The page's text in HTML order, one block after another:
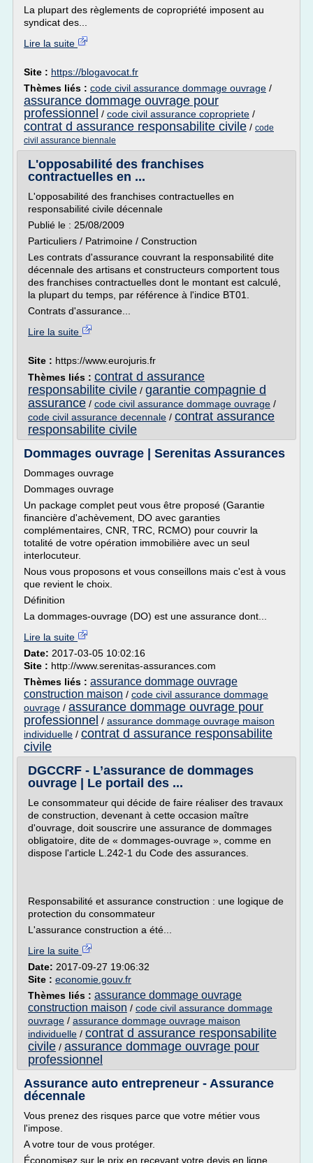
La plupart des règlements de copropriété imposent au
syndicat des...
Lire la suite
Site : https://blogavocat.fr
Thèmes liés : code civil assurance dommage ouvrage /
assurance dommage ouvrage pour
professionnel / code civil assurance copropriete /
contrat d assurance responsabilite civile / code
civil assurance biennale
L'opposabilité des franchises
contractuelles en ...
L'opposabilité des franchises contractuelles en
responsabilité civile décennale
Publié le : 25/08/2009
Particuliers / Patrimoine / Construction
Les contrats d'assurance couvrant la responsabilité dite
décennale des artisans et constructeurs comportent tous
des franchises contractuelles dont le montant est calculé,
la plupart du temps, par référence à l'indice BT01.
Contrats d'assurance...
Lire la suite
Site : https://www.eurojuris.fr
Thèmes liés : contrat d assurance
responsabilite civile / garantie compagnie d
assurance / code civil assurance dommage ouvrage /
code civil assurance decennale / contrat assurance
responsabilite civile
Dommages ouvrage | Serenitas Assurances
Dommages ouvrage
Dommages ouvrage
Un package complet peut vous être proposé (Garantie
financière d'achèvement, DO avec garanties
complémentaires, CNR, TRC, RCMO) pour couvrir la
totalité de votre opération immobilière avec un seul
interlocuteur.
Nous vous proposons et vous conseillons mais c'est à vous
que revient le choix.
Définition
La dommages-ouvrage (DO) est une assurance dont...
Lire la suite
Date: 2017-03-05 10:02:16
Site : http://www.serenitas-assurances.com
Thèmes liés : assurance dommage ouvrage
construction maison / code civil assurance dommage
ouvrage / assurance dommage ouvrage pour
professionnel / assurance dommage ouvrage maison
individuelle / contrat d assurance responsabilite
civile
DGCCRF - L’assurance de dommages
ouvrage | Le portail des ...
Le consommateur qui décide de faire réaliser des travaux
de construction, devenant à cette occasion maître
d'ouvrage, doit souscrire une assurance de dommages
obligatoire, dite de « dommages-ouvrage », comme en
dispose l'article L.242-1 du Code des assurances.
Responsabilité et assurance construction : une logique de
protection du consommateur
L'assurance construction a été...
Lire la suite
Date: 2017-09-27 19:06:32
Site : economie.gouv.fr
Thèmes liés : assurance dommage ouvrage
construction maison / code civil assurance dommage
ouvrage / assurance dommage ouvrage maison
individuelle / contrat d assurance responsabilite
civile / assurance dommage ouvrage pour
professionnel
Assurance auto entrepreneur - Assurance
décennale
Vous prenez des risques parce que votre métier vous
l'impose.
A votre tour de vous protéger.
Économisez sur le prix en recevant votre devis en ligne.